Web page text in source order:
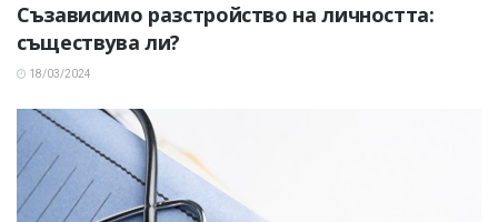
Съзависимо разстройство на личността:
съществува ли?
18/03/2024